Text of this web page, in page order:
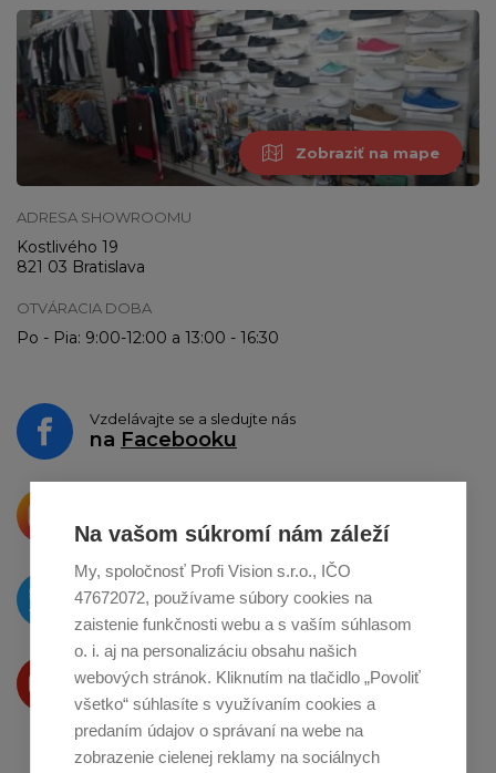
Na vašom súkromí nám záleží
My, spoločnosť Profi Vision s.r.o., IČO
47672072, používame súbory cookies na
zaistenie funkčnosti webu a s vaším súhlasom
o. i. aj na personalizáciu obsahu našich
webových stránok. Kliknutím na tlačidlo „Povoliť
všetko“ súhlasíte s využívaním cookies a
predaním údajov o správaní na webe na
zobrazenie cielenej reklamy na sociálnych
Zobraziť na mape
ADRESA SHOWROOMU
Kostlivého 19
821 03 Bratislava
OTVÁRACIA DOBA
Po - Pia: 9:00-12:00 a 13:00 - 16:30
Vzdelávajte se a sledujte nás
na Facebooku
o zdieľanie naInstagrame
O novinkách píšeme
naTwitteri
Produkty Vám predstavujeme
na Youtube